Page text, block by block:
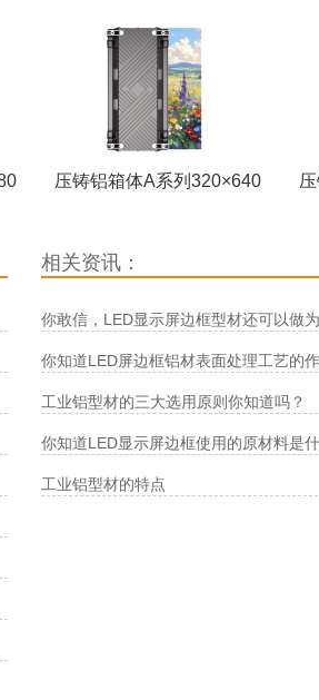
压铸铝箱体A系列320×640
相关资讯：
你敢信，LED显示屏边框型材还可以做
你知道LED屏边框铝材表面处理工艺的
工业铝型材的三大选用原则你知道吗？
你知道LED显示屏边框使用的原材料是
工业铝型材的特点